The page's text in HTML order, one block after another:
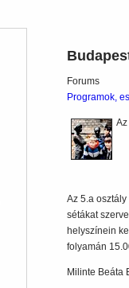
Forums
Programok,
Az 5.a
sétákat
helyszínein
folyamán
Milinte Beáta